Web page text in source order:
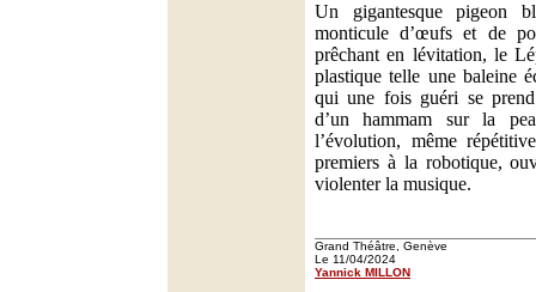
Un gigantesque pigeon
monticule d’œufs et de
prêchant en lévitation, le
plastique telle une baleine
qui une fois guéri se
d’un hammam sur la
l’évolution, même
premiers à la robotique,
violenter la musique.
Grand Théâtre, Genève
Le 11/04/2024
Yannick MILLON